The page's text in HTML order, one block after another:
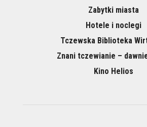
Zabytki miasta
Hotele i noclegi
Tczewska Biblioteka
Znani tczewianie –
Kino Helios